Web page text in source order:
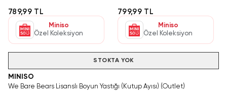
789,99 TL
Miniso
Özel Koleksiyon
799,99 TL
Miniso
Özel Koleksiyon
STOKTA YOK
MINISO
We Bare Bears Lisanslı Boyun Yastığı (Kutup Ayısı) (Outlet)